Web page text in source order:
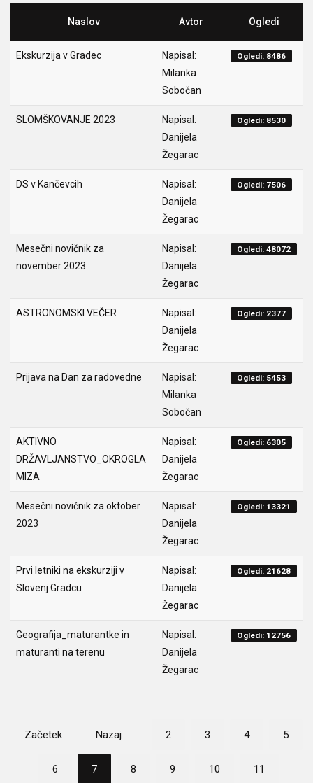
Naslov Avtor Ogledi
Ekskurzija v Gradec
Napisal:
Milanka
Sobočan
Ogledi: 8486
SLOMŠKOVANJE 2023
Napisal:
Danijela
Žegarac
Ogledi: 8530
DS v Kančevcih
Napisal:
Danijela
Žegarac
Ogledi: 7506
Mesečni novičnik za
november 2023
Napisal:
Danijela
Žegarac
Ogledi: 48072
ASTRONOMSKI VEČER
Napisal:
Danijela
Žegarac
Ogledi: 2377
Prijava na Dan za radovedne
Napisal:
Milanka
Sobočan
Ogledi: 5453
AKTIVNO
DRŽAVLJANSTVO_OKROGLA
MIZA
Napisal:
Danijela
Žegarac
Ogledi: 6305
Mesečni novičnik za oktober
2023
Napisal:
Danijela
Žegarac
Ogledi: 13321
Prvi letniki na ekskurziji v
Slovenj Gradcu
Napisal:
Danijela
Žegarac
Ogledi: 21628
Geografija_maturantke in
maturanti na terenu
Napisal:
Danijela
Žegarac
Ogledi: 12756
Začetek Nazaj 2 3 4 5
6 7 8 9 10 11